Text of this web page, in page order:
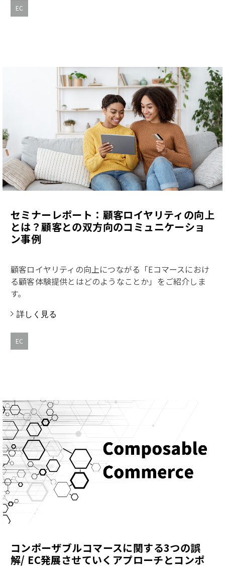
EC
セミナーレポート：顧客ロイヤリティの向上
とは？顧客との双方向のコミュニケーショ
ン事例
顧客ロイヤリティの向上につながる「Eコマースにおけ
る顧客体験提供とはどのようなことか」をご紹介しま
す。
詳しく見る
EC
コンポーザブルコマースに関する3つの誤
解/ EC発展させていくアプローチとコンポ